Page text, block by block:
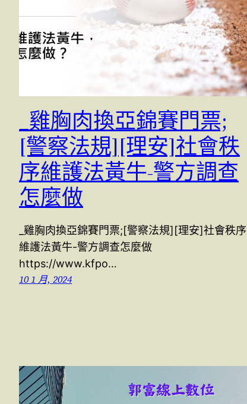
_雞胸肉換亞錦賽門票;
[警察法規][理安]社會秩
序維護法黃牛-警方調查
怎麼做
_雞胸肉換亞錦賽門票;[警察法規][理安]社會秩序
維護法黃牛-警方調查怎麼做
https://www.kfpo…
10 1 月, 2024